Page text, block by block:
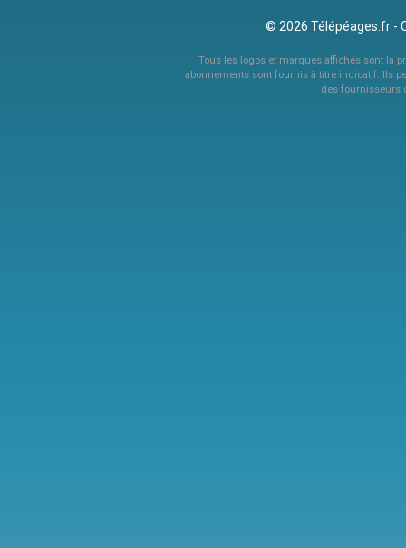
© 2026 Télépéages.fr -
Tous les logos et marques affichés sont la
abonnements sont fournis à titre indicatif. Ils
des fournisseurs